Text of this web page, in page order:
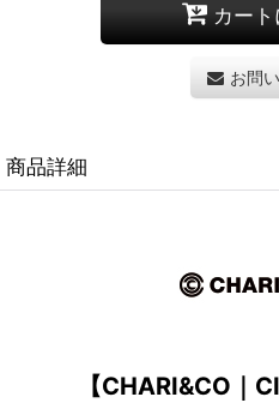
カー
お問
商品詳細
【CHARI&CO｜